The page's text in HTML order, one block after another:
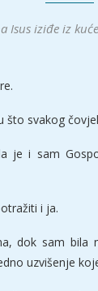
Isus iziđe iz
što svakog
je i sam
i ja.
dok sam bila
uzvišenje